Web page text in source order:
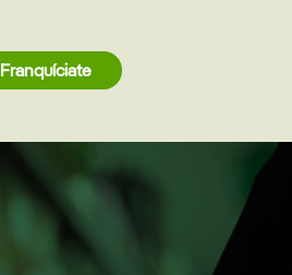
Franquíciate